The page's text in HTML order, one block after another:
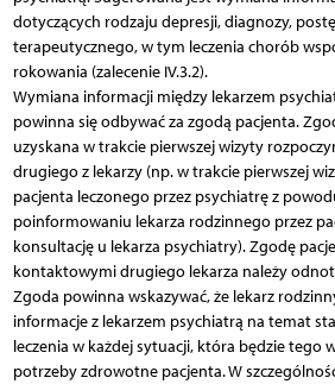
dotyczących rodzaju depresji, diagnozy,
terapeutycznego, w tym leczenia chorób
rokowania (zalecenie IV.3.2).
Wymiana informacji między lekarzem
powinna się odbywać za zgodą pacjenta.
uzyskana w trakcie pierwszej wizyty
drugiego z lekarzy (np. w trakcie pierwszej
pacjenta leczonego przez psychiatrę z
poinformowaniu lekarza rodzinnego przez
konsultację u lekarza psychiatry). Zgodę
kontaktowymi drugiego lekarza należy
Zgoda powinna wskazywać, że lekarz
informacje z lekarzem psychiatrą na temat
leczenia w każdej sytuacji, która będzie tego
potrzeby zdrowotne pacjenta. W